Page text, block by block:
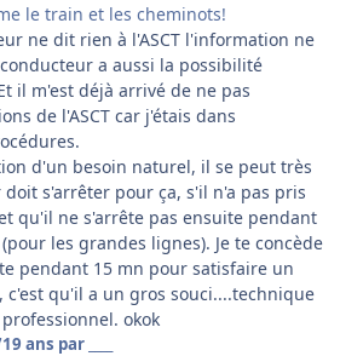
le train et les cheminots!
ne dit rien à l'ASCT l'information ne
a aussi la possibilité
il m'est déjà arrivé de ne pas
de l'ASCT car j'étais dans
d'un besoin naturel, il se peut très
s'arrêter pour ça, s'il n'a pas pris
qu'il ne s'arrête pas ensuite pendant
les grandes lignes). Je te concède
pendant 15 mn pour satisfaire un
c'est qu'il a un gros souci....technique
okok
19 ans par ____